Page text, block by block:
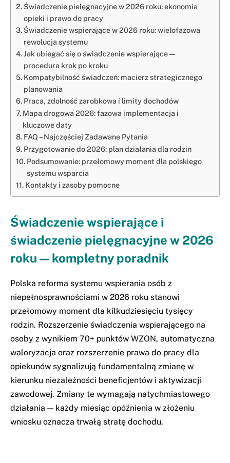
Świadczenie pielęgnacyjne w 2026 roku: ekonomia
opieki i prawo do pracy
Świadczenie wspierające w 2026 roku: wielofazowa
rewolucja systemu
Jak ubiegać się o świadczenie wspierające —
procedura krok po kroku
Kompatybilność świadczeń: macierz strategicznego
planowania
Praca, zdolność zarobkowa i limity dochodów
Mapa drogowa 2026: fazowa implementacja i
kluczowe daty
FAQ – Najczęściej Zadawane Pytania
Przygotowanie do 2026: plan działania dla rodzin
Podsumowanie: przełomowy moment dla polskiego
systemu wsparcia
Kontakty i zasoby pomocne
Świadczenie wspierające i
świadczenie pielęgnacyjne w 2026
roku — kompletny poradnik
Polska reforma systemu wspierania osób z
niepełnosprawnościami w 2026 roku stanowi
przełomowy moment dla kilkudziesięciu tysięcy
rodzin. Rozszerzenie świadczenia wspierającego na
osoby z wynikiem 70+ punktów WZON, automatyczna
waloryzacja oraz rozszerzenie prawa do pracy dla
opiekunów sygnalizują fundamentalną zmianę w
kierunku niezależności beneficjentów i aktywizacji
zawodowej. Zmiany te wymagają natychmiastowego
działania — każdy miesiąc opóźnienia w złożeniu
wniosku oznacza trwałą stratę dochodu.